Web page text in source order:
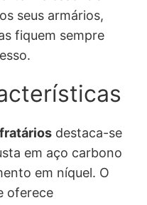
seus armários,
fiquem sempre
destaca-se
em aço carbono
em níquel. O
oferece